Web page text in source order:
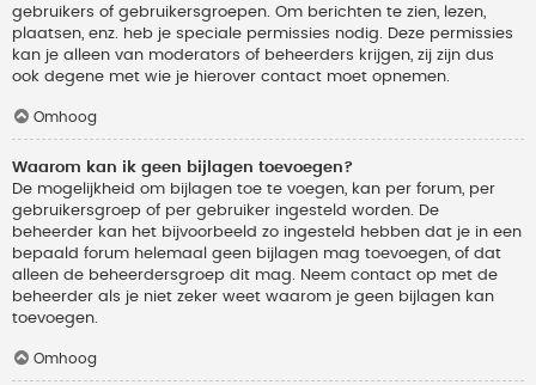
gebruikers of gebruikersgroepen. Om berichten te zien, lezen,
plaatsen, enz. heb je speciale permissies nodig. Deze permissies
kan je alleen van moderators of beheerders krijgen, zij zijn dus
ook degene met wie je hierover contact moet opnemen.
Omhoog
Waarom kan ik geen bijlagen toevoegen?
De mogelijkheid om bijlagen toe te voegen, kan per forum, per
gebruikersgroep of per gebruiker ingesteld worden. De
beheerder kan het bijvoorbeeld zo ingesteld hebben dat je in een
bepaald forum helemaal geen bijlagen mag toevoegen, of dat
alleen de beheerdersgroep dit mag. Neem contact op met de
beheerder als je niet zeker weet waarom je geen bijlagen kan
toevoegen.
Omhoog